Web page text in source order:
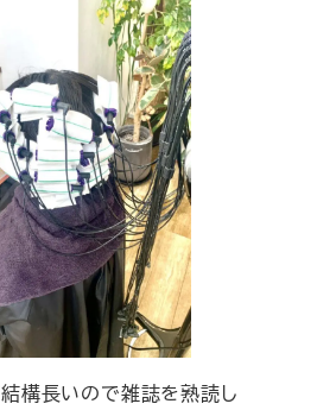
構長いので雑誌を熟読し